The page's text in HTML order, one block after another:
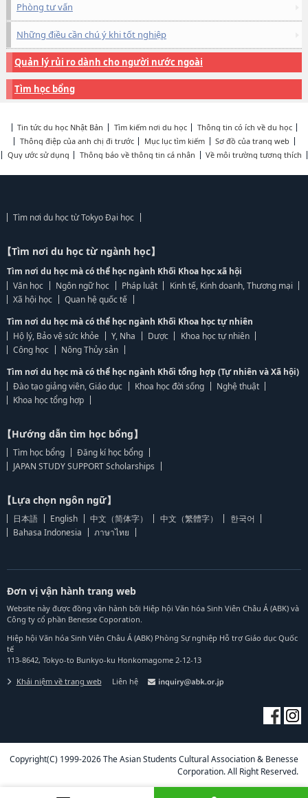
Phòng tư vấn
Những điều cần chú ý khi tốt nghiệp
Quản lý rủi ro dành cho người nước ngoài
Tìm học bổng
Tin tức du học Nhật Bản Tìm kiếm nơi du học
Thông tin có ích về du học
Thông điệp của anh chị đi trước
Mục lục tìm kiếm
Sơ đồ của trang web
Quy ước sử dụng
Thông báo về thông tin cá nhân Về môi trường tương thích
Tìm nơi du học từ Tokyo Đại học
【Tìm nơi du học từ ngành học】
Tìm nơi du học mà có thể học ngành Khối Khoa học xã hội
Văn học
Ngôn ngữ học Pháp luật
Kinh tế, Kinh doanh, Thương mại
Xã hội học
Quan hệ quốc tế
Tìm nơi du học mà có thể học ngành Khối Khoa học tự nhiên
Hộ lý, Bảo vệ sức khỏe
Y, Nha Dược
Khoa học tự nhiên
Công học
Nông Thủy sản
Tìm nơi du học mà có thể học ngành Khối tổng hợp (Tự nhiên và Xã hội)
Đào tạo giảng viên, Giáo dục
Khoa học đời sống
Nghệ thuật
Khoa học tổng hợp
【Hướng dẫn tìm học bổng】
Tìm học bổng
Đăng kí học bổng
JAPAN STUDY SUPPORT Scholarships
【Lựa chọn ngôn ngữ】
日本語 English 中文（简体字） 中文（繁體字）
한국어
Bahasa Indonesia
ภาษาไทย
Đơn vị vận hành trang web
Website này được đồng vận hành bởi Hiệp hội Văn hóa Sinh Viên Châu Á (ABK) và
Công ty cổ phần Benesse Coporation.
Hiệp hội Văn hóa Sinh Viên Châu Á (ABK) Phòng Sự nghiệp Hỗ trợ Giáo dục Quốc
tế
113-8642, Tokyo-to Bunkyo-ku Honkomagome 2-12-13
Khái niệm về trang web Liên hệ
Copyright(C) 1999-2026 The Asian Students Cultural Association & Benesse
Corporation. All Right Reserved.